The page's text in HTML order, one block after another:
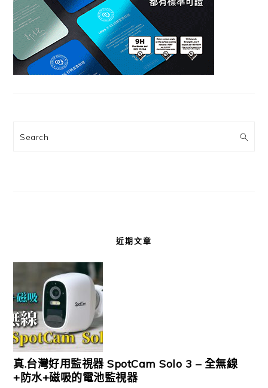
Search
近期文章
真.台灣好用監視器 SpotCam Solo 3 – 全無線
+防水+磁吸的電池監視器